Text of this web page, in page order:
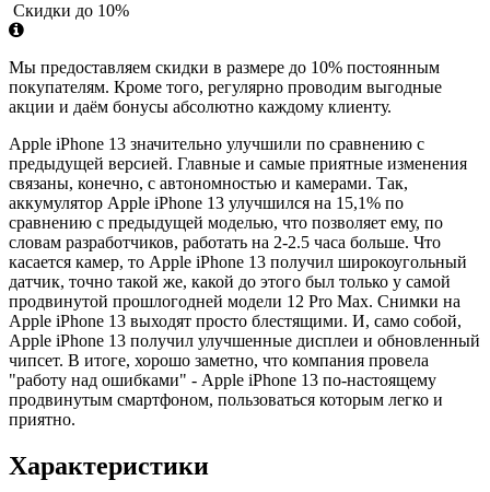
Скидки до 10%
Мы предоставляем скидки в размере до 10% постоянным
покупателям. Кроме того, регулярно проводим выгодные
акции и даём бонусы абсолютно каждому клиенту.
Apple iPhone 13 значительно улучшили по сравнению с
предыдущей версией. Главные и самые приятные изменения
связаны, конечно, с автономностью и камерами. Так,
аккумулятор Apple iPhone 13 улучшился на 15,1% по
сравнению с предыдущей моделью, что позволяет ему, по
словам разработчиков, работать на 2-2.5 часа больше. Что
касается камер, то Apple iPhone 13 получил широкоугольный
датчик, точно такой же, какой до этого был только у самой
продвинутой прошлогодней модели 12 Pro Max. Снимки на
Apple iPhone 13 выходят просто блестящими. И, само собой,
Apple iPhone 13 получил улучшенные дисплеи и обновленный
чипсет. В итоге, хорошо заметно, что компания провела
"работу над ошибками" - Apple iPhone 13 по-настоящему
продвинутым смартфоном, пользоваться которым легко и
приятно.
Характеристики